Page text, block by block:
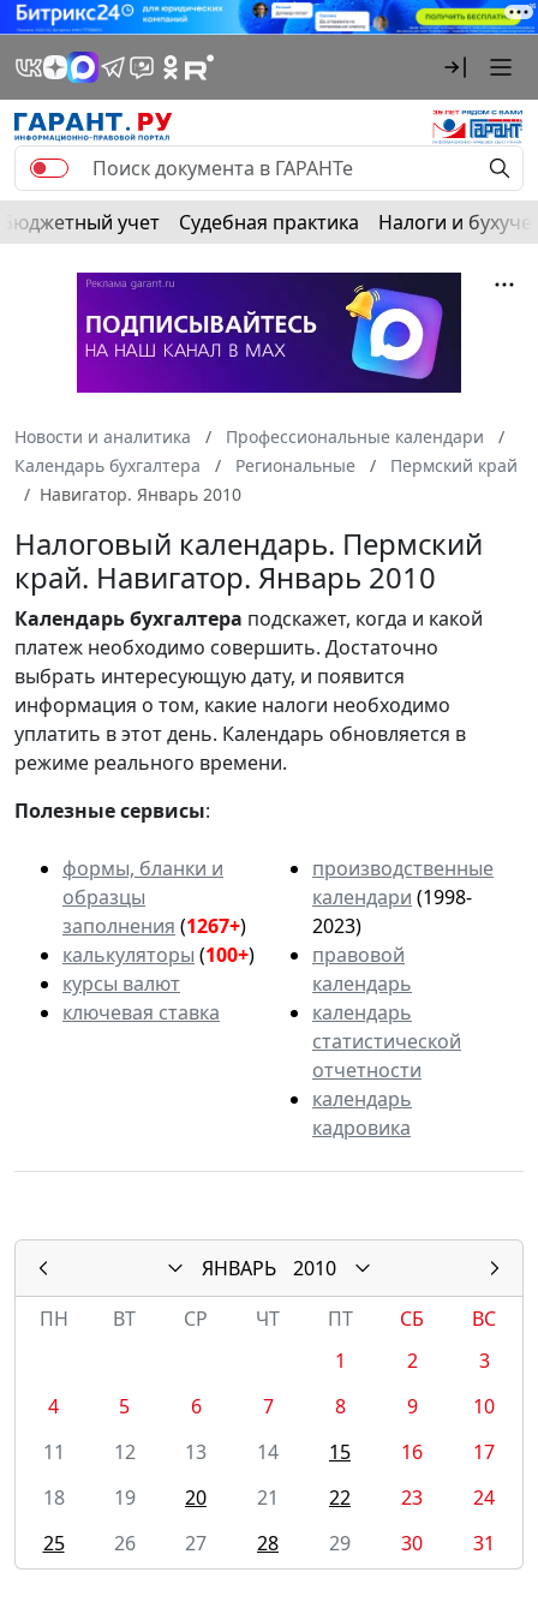
Бюджетный учет Судебная практика Налоги и
Новости и аналитика
Профессиональные календари
Календарь бухгалтера
Региональные
Пермский край
Навигатор. Январь 2010
Налоговый календарь. Пермский
край. Навигатор. Январь 2010
Календарьбухгалтера подскажет, когда и какой
платеж необходимо совершить. Достаточно
выбрать интересующую дату, и появится
информация о том, какие налоги необходимо
уплатить в этот день. Календарь обновляется в
режиме реального времени.
Полезные сервисы:
формы, бланки и
образцы
заполнения (1267+)
калькуляторы (100+)
курсы валют
ключевая ставка
производственные
календари (1998-
2023)
правовой
календарь
календарь
статистической
отчетности
календарь
кадровика
ЯНВАРЬ
2010
ПН
ВТ СР ЧТ ПТ СБ
ВС
1
2
3
4
5 6 7 8 9
10
11
12 13 14 15 16
17
18
19 20 21 22 23
24
25
26 27 28 29 30 31